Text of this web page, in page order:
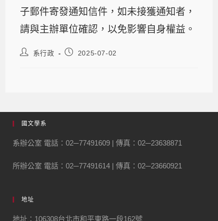
子郵件寄發通知信件，如未接獲通知者，
請與主辦單位確認，以免影響自身權益。
系行政 2025-07-02
國文學系
系辦公室 電話：02─77491609 | 傳真：02─23638871
所辦公室 電話：02─77491614 | 傳真：02─23660921
地址
地址：106308台北市和平東路一段162號